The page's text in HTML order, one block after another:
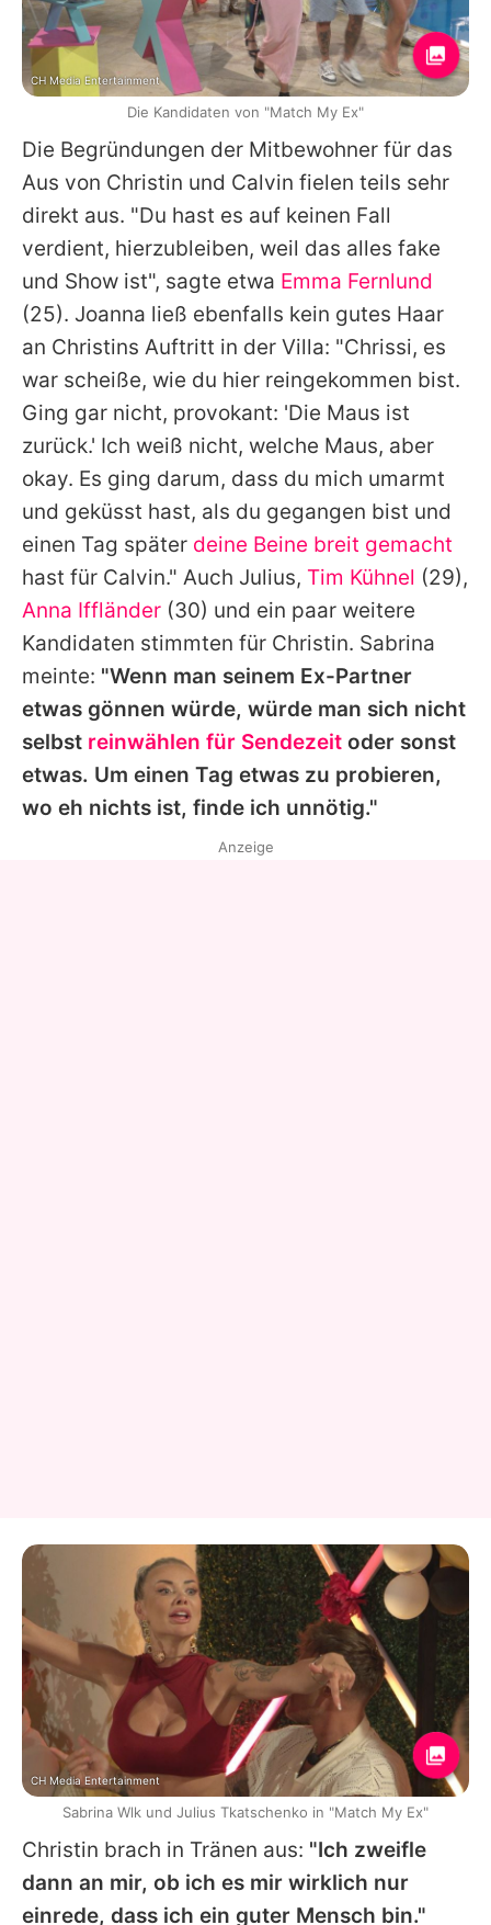
Die Begründungen der Mitbewohner für das
Aus von Christin und Calvin fielen teils sehr
direkt aus. "Du hast es auf keinen Fall
verdient, hierzubleiben, weil das alles fake
und Show ist", sagte etwa Emma Fernlund
(25). Joanna ließ ebenfalls kein gutes Haar
an Christins Auftritt in der Villa: "Chrissi, es
war scheiße, wie du hier reingekommen bist.
Ging gar nicht, provokant: 'Die Maus ist
zurück.' Ich weiß nicht, welche Maus, aber
okay. Es ging darum, dass du mich umarmt
und geküsst hast, als du gegangen bist und
einen Tag später deine Beine breit gemacht
hast für Calvin." Auch Julius, Tim Kühnel (29),
Anna Iffländer (30) und ein paar weitere
Kandidaten stimmten für Christin. Sabrina
meinte: "Wenn man seinem Ex-Partner
etwas gönnen würde, würde man sich nicht
selbst reinwählen für Sendezeit oder sonst
etwas. Um einen Tag etwas zu probieren,
wo eh nichts ist, finde ich unnötig."
Christin brach in Tränen aus: "Ich zweifle
dann an mir, ob ich es mir wirklich nur
einrede, dass ich ein guter Mensch bin."
CH Media Entertainment
Die Kandidaten von "Match My Ex"
Anzeige
CH Media Entertainment
Sabrina Wlk und Julius Tkatschenko in "Match My Ex"